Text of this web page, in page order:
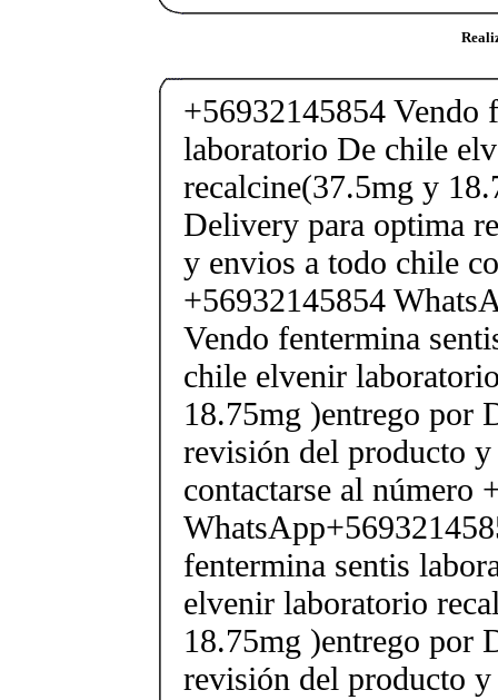
+56932145854 Vendo
laboratorio De chile
recalcine(37.5mg y
Delivery para optima
y envios a todo chile
+56932145854
Vendo fentermina
chile elvenir
18.75mg )entrego por
revisión del producto
contactarse al número
fentermina sentis
elvenir laboratorio
18.75mg )entrego por
revisión del producto